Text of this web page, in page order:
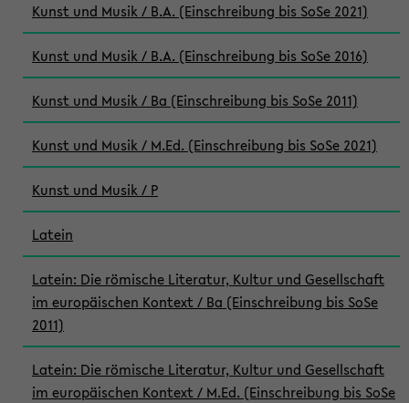
Kunst und Musik / B.A. (Einschreibung bis SoSe 2021)
Kunst und Musik / B.A. (Einschreibung bis SoSe 2016)
Kunst und Musik / Ba (Einschreibung bis SoSe 2011)
Kunst und Musik / M.Ed. (Einschreibung bis SoSe 2021)
Kunst und Musik / P
Latein
Latein: Die römische Literatur, Kultur und Gesellschaft
im europäischen Kontext / Ba (Einschreibung bis SoSe
2011)
Latein: Die römische Literatur, Kultur und Gesellschaft
im europäischen Kontext / M.Ed. (Einschreibung bis SoSe